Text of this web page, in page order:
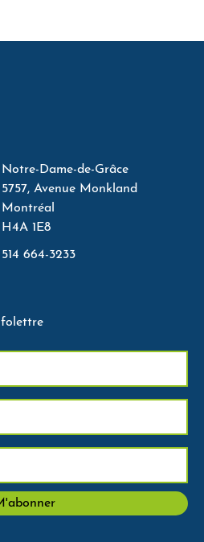
Notre-Dame-de-Grâce
5757, Avenue Monkland
Montréal
H4A 1E8
514 664-3233